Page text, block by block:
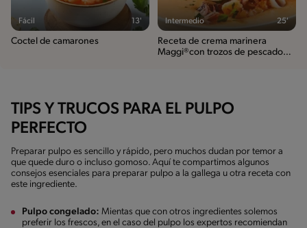
Fácil 13'
Coctel de camarones
Intermedio 25'
Receta de crema marinera
Maggi®con trozos de pescado
TIPS Y TRUCOS PARA EL PULPO
PERFECTO
Preparar pulpo es sencillo y rápido, pero muchos dudan por temor a
que quede duro o incluso gomoso. Aquí te compartimos algunos
consejos esenciales para preparar pulpo a la gallega u otra receta con
este ingrediente.
Pulpo congelado: Mientas que con otros ingredientes solemos
preferir los frescos, en el caso del pulpo los expertos recomiendan